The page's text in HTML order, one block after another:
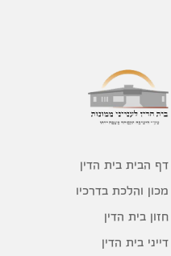
דף הבית בית הדין
מכון והלכת בדרכיו
חזון בית הדין
דייני בית הדין